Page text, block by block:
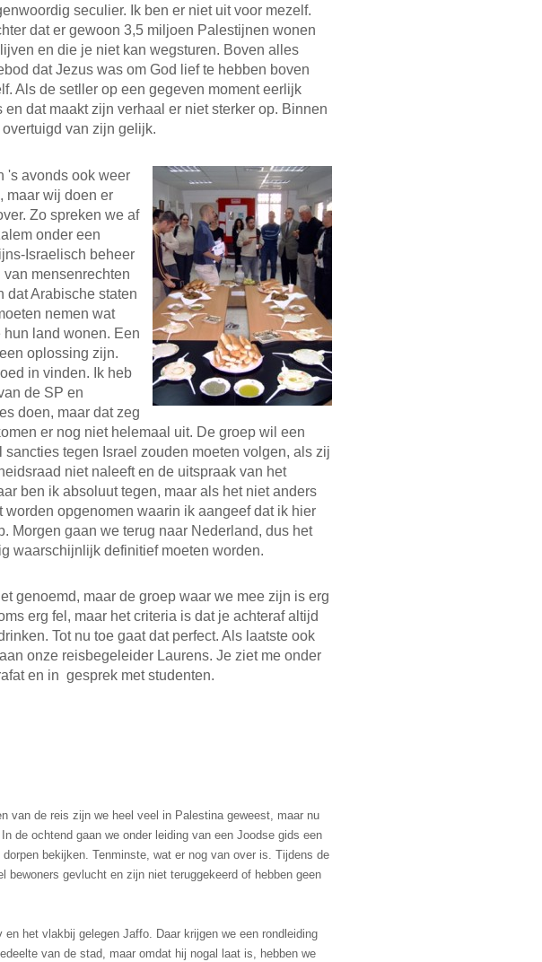
seculier. Ik ben er niet uit voor mezelf.
dat er gewoon 3,5 miljoen Palestijnen wonen
en die je niet kan wegsturen. Boven alles
dat Jezus was om God lief te hebben boven
Als de setller op een gegeven moment eerlijk
dat maakt zijn verhaal er niet sterker op. Binnen
van zijn gelijk.
's avonds ook weer
maar wij doen er
Zo spreken we af
onder een
Israelisch beheer
mensenrechten
dat Arabische staten
nemen wat
land wonen. Een
oplossing zijn.
in vinden. Ik heb
de SP en
doen, maar dat zeg
er nog niet helemaal uit. De groep wil een
tegen Israel zouden moeten volgen, als zij
niet naleeft en de uitspraak van het
ben ik absoluut tegen, maar als het niet anders
worden opgenomen waarin ik aangeef dat ik hier
Morgen gaan we terug naar Nederland, dus het
waarschijnlijk definitief moeten worden.
genoemd, maar de groep waar we mee zijn is erg
erg fel, maar het criteria is dat je achteraf altijd
Tot nu toe gaat dat perfect. Als laatste ook
onze reisbegeleider Laurens. Je ziet me onder
en in gesprek met studenten.
van de reis zijn we heel veel in Palestina geweest, maar nu
de ochtend gaan we onder leiding van een Joodse gids een
bekijken. Tenminste, wat er nog van over is. Tijdens de
bewoners gevlucht en zijn niet teruggekeerd of hebben geen
en het vlakbij gelegen Jaffo. Daar krijgen we een rondleiding
van de stad, maar omdat hij nogal laat is, hebben we